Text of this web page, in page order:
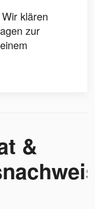
Wir klären
zur
&